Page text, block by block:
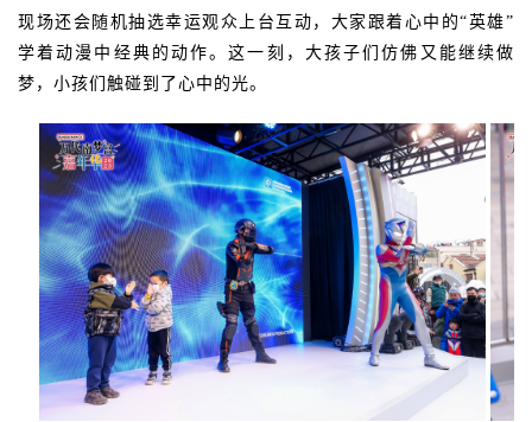
现场还会随机抽选幸运观众上台互动，大家跟着心中的“英雄”
学着动漫中经典的动作。这一刻，大孩子们仿佛又能继续做
梦，小孩们触碰到了心中的光。